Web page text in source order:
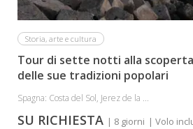
Storia, arte e cultura
Tour di sette notti alla
delle sue tradizioni popolari
Spagna: Costa del Sol, Jerez de la ...
SU RICHIESTA | 8 giorni | Volo